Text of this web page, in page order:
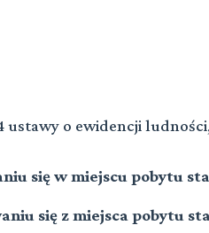
ustawy o ewidencji
się w miejscu pobytu
się z miejsca pobytu